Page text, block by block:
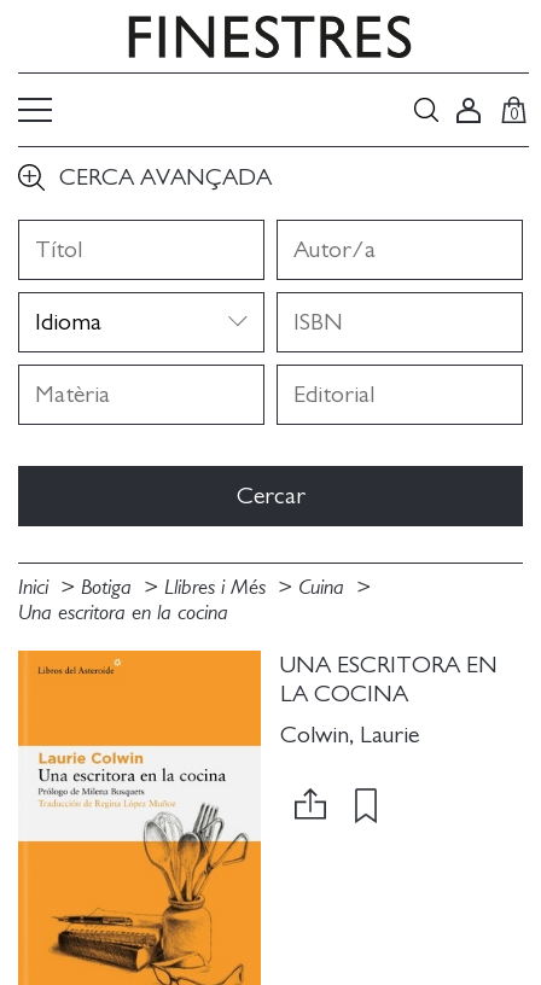
0
CERCA AVANÇADA
Inici Botiga Llibres i Més
Cuina
Una escritora en la cocina
UNA ESCRITORA EN
LA COCINA
Colwin, Laurie